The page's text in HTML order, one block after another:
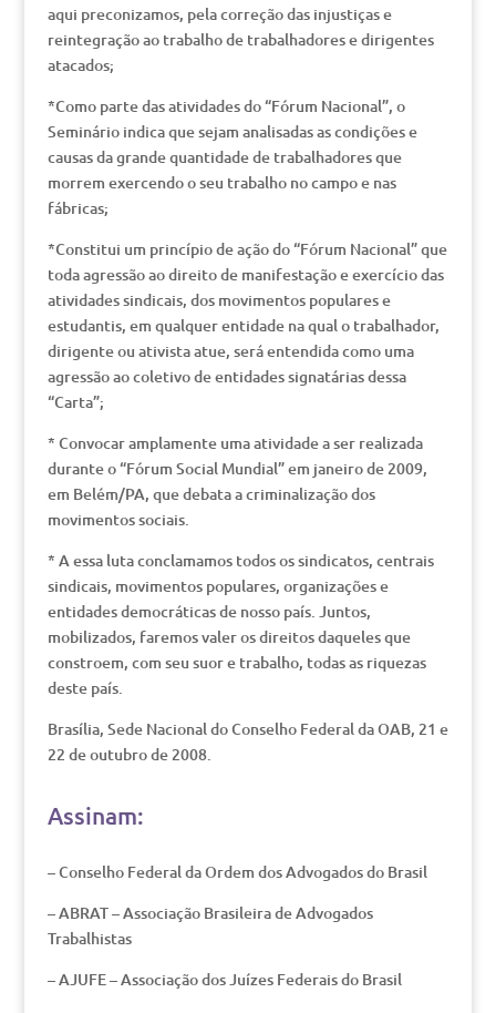
aqui preconizamos, pela correção das injustiças e
reintegração ao trabalho de trabalhadores e dirigentes
atacados;
*Como parte das atividades do “Fórum Nacional”, o
Seminário indica que sejam analisadas as condições e
causas da grande quantidade de trabalhadores que
morrem exercendo o seu trabalho no campo e nas
fábricas;
*Constitui um princípio de ação do “Fórum Nacional” que
toda agressão ao direito de manifestação e exercício das
atividades sindicais, dos movimentos populares e
estudantis, em qualquer entidade na qual o trabalhador,
dirigente ou ativista atue, será entendida como uma
agressão ao coletivo de entidades signatárias dessa
“Carta”;
* Convocar amplamente uma atividade a ser realizada
durante o “Fórum Social Mundial” em janeiro de 2009,
em Belém/PA, que debata a criminalização dos
movimentos sociais.
* A essa luta conclamamos todos os sindicatos, centrais
sindicais, movimentos populares, organizações e
entidades democráticas de nosso país. Juntos,
mobilizados, faremos valer os direitos daqueles que
constroem, com seu suor e trabalho, todas as riquezas
deste país.
Brasília, Sede Nacional do Conselho Federal da OAB, 21 e
22 de outubro de 2008.
Assinam:
– Conselho Federal da Ordem dos Advogados do Brasil
– ABRAT – Associação Brasileira de Advogados
Trabalhistas
– AJUFE – Associação dos Juízes Federais do Brasil